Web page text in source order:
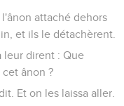
attaché dehors
et ils le détachèrent.
leur dirent : Que
ânon ?
Et on les laissa aller.